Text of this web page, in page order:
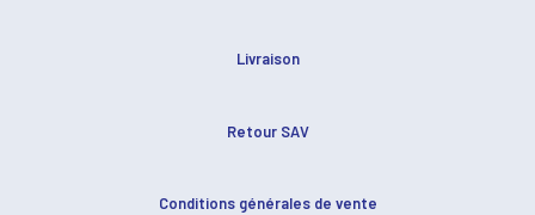
Livraison
Retour SAV
Conditions générales de vente